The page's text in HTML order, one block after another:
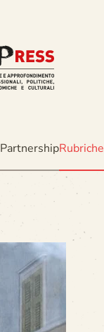
PartnershipRubriche